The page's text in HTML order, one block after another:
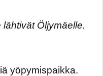
Öljymäelle.
yöpymispaikka.